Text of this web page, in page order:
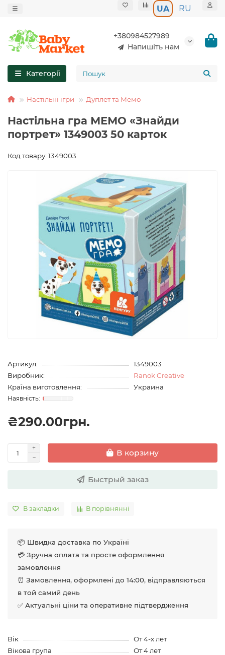
UA RU
+380984527989
Напишіть нам
Категорії
Настільні ігри Дуплет та Мемо
Настільна гра МЕМО «Знайди
портрет» 1349003 50 карток
Код товару: 1349003
Артикул:
1349003
Виробник:
Ranok Creative
Країна виготовлення:
Украина
₴290.00грн.
В корзину
Быстрый заказ
В закладки В порівнянні
📦 Швидка доставка по Україні
💳 Зручна оплата та просте оформлення
замовлення
⏰ Замовлення, оформлені до 14:00, відправляються
в той самий день
✅ Актуальні ціни та оперативне підтвердження
Вік
От 4-х лет
Вікова група
От 4 лет